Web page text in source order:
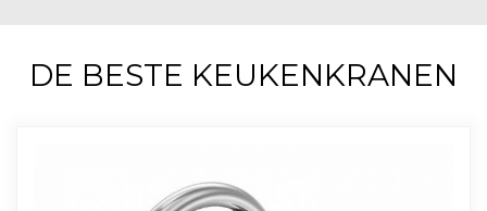
DE BESTE KEUKENKRANEN